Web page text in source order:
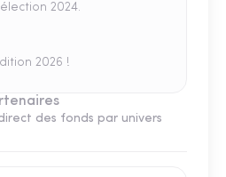
2024.
2026 !
des fonds par univers